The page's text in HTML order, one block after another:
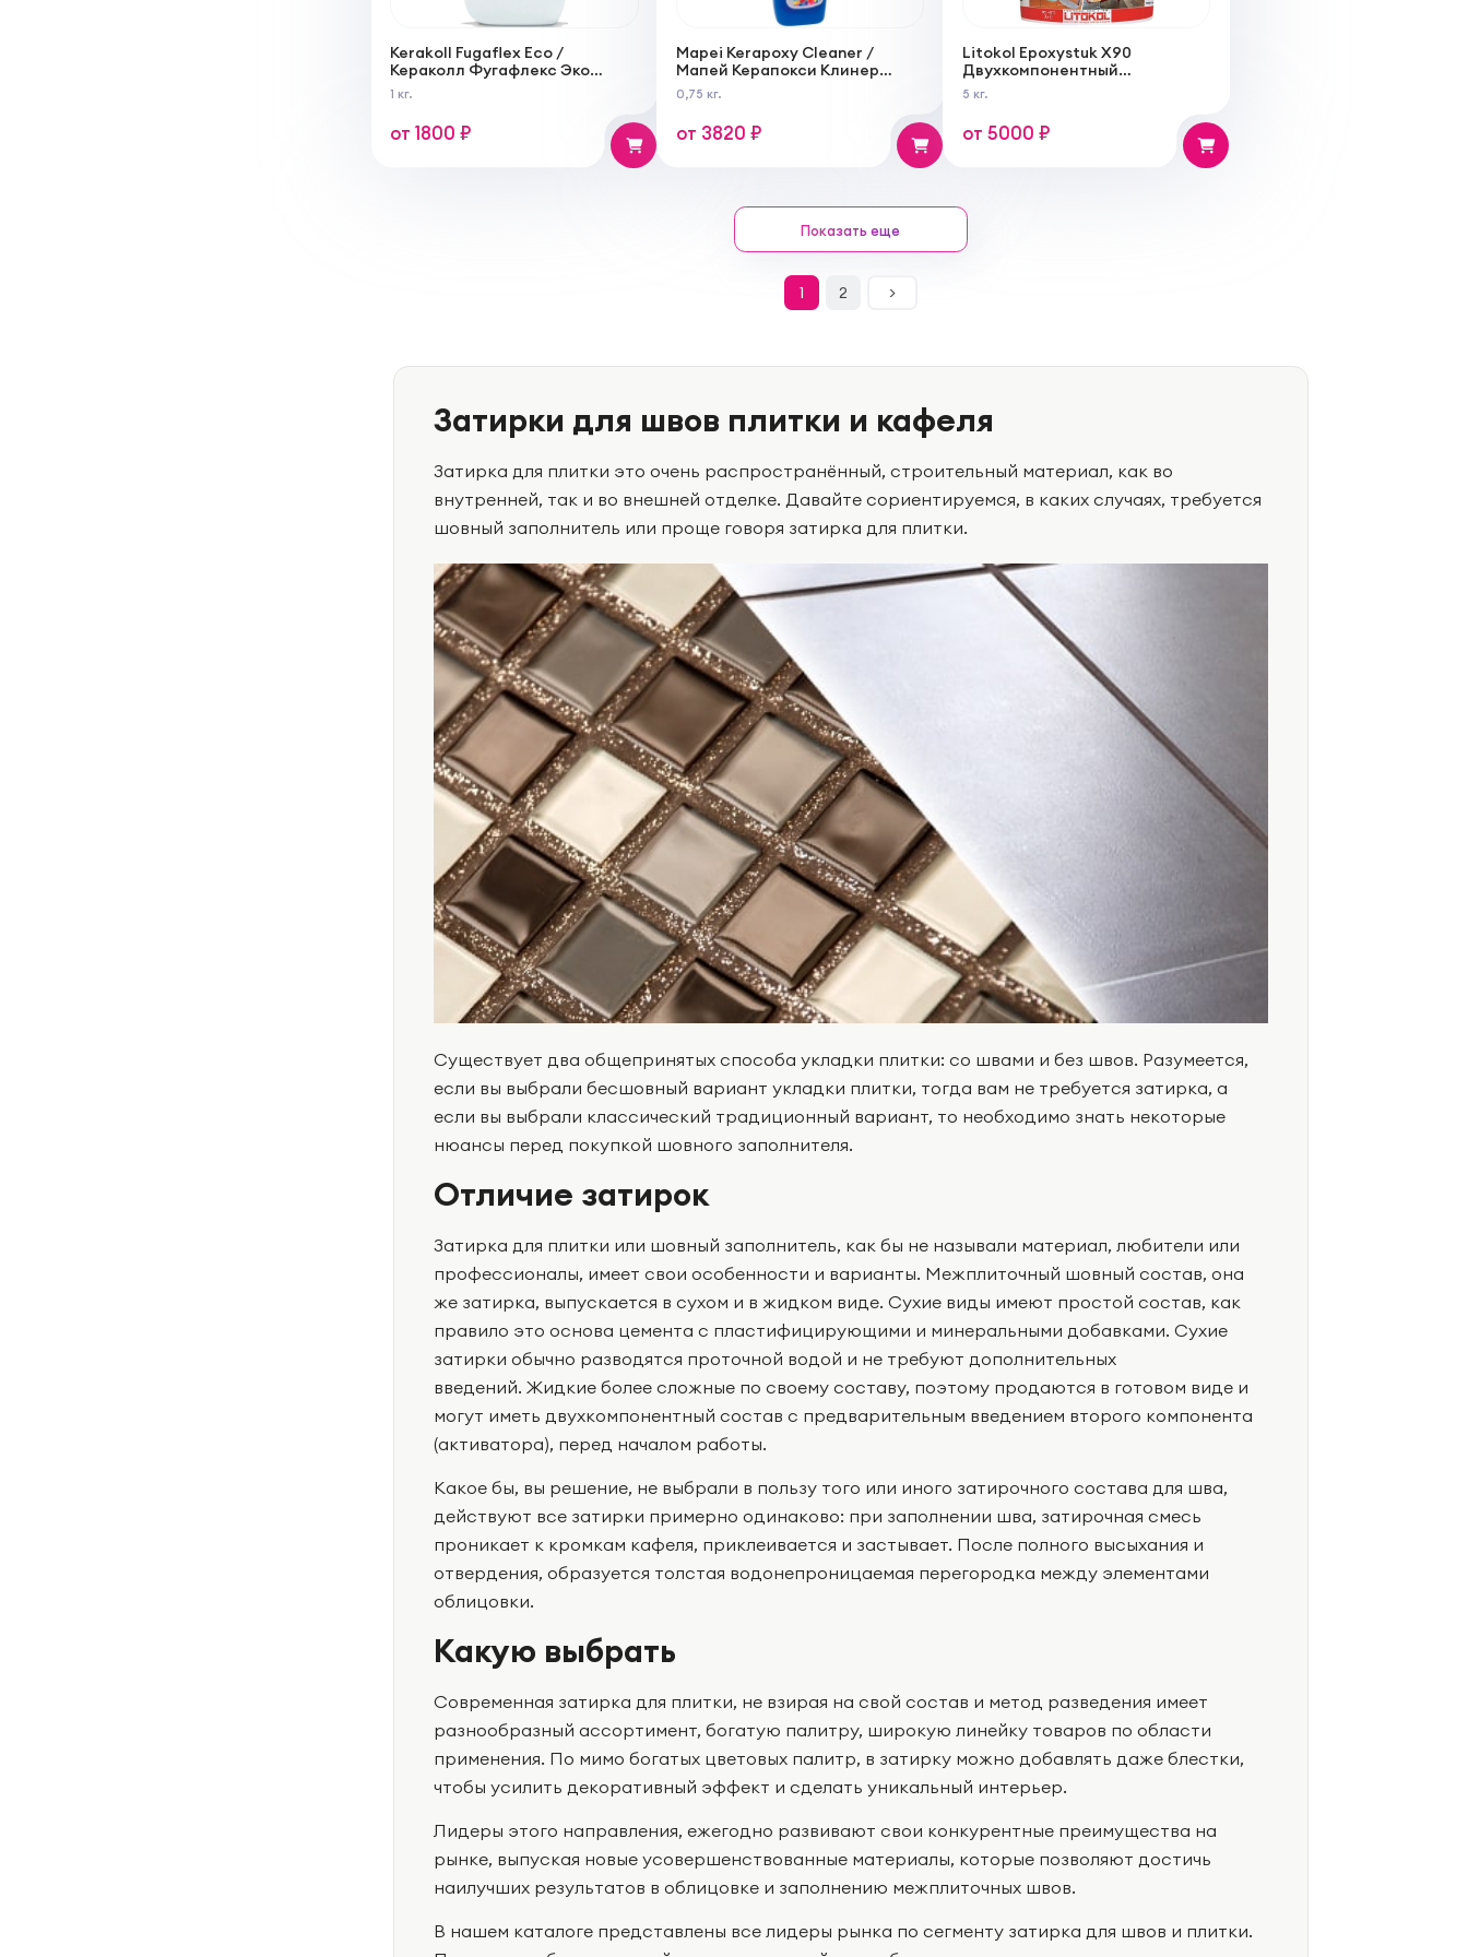
Kerakoll Fugaflex Eco /
Кераколл Фугафлекс Эко
пластификатор для затирки
1 кг.
от 1800 ₽
Mapei Kerapoxy Cleaner /
Мапей Керапокси Клинер
очиститель от эпоксидных
остатков
0,75 кг.
от 3820 ₽
Litokol Epoxystuk X90
Двухкомпонентный
кислотостойкий состав на
основе эпоксидных смол для
заполнения межплиточных
швов и укладки керамической
5 кг.
от 5000 ₽
Показать еще
1 2 >
Затирки для швов плитки и кафеля
Затирка для плитки это очень распространённый, строительный материал, как во
внутренней, так и во внешней отделке. Давайте сориентируемся, в каких случаях, требуется
шовный заполнитель или проще говоря затирка для плитки.
Существует два общепринятых способа укладки плитки: со швами и без швов. Разумеется,
если вы выбрали бесшовный вариант укладки плитки, тогда вам не требуется затирка, а
если вы выбрали классический традиционный вариант, то необходимо знать некоторые
нюансы перед покупкой шовного заполнителя.
Отличие затирок
Затирка для плитки или шовный заполнитель, как бы не называли материал, любители или
профессионалы, имеет свои особенности и варианты. Межплиточный шовный состав, она
же затирка, выпускается в сухом и в жидком виде. Сухие виды имеют простой состав, как
правило это основа цемента с пластифицирующими и минеральными добавками. Сухие
затирки обычно разводятся проточной водой и не требуют дополнительных
введений. Жидкие более сложные по своему составу, поэтому продаются в готовом виде и
могут иметь двухкомпонентный состав с предварительным введением второго компонента
(активатора), перед началом работы.
Какое бы, вы решение, не выбрали в пользу того или иного затирочного состава для шва,
действуют все затирки примерно одинаково: при заполнении шва, затирочная смесь
проникает к кромкам кафеля, приклеивается и застывает. После полного высыхания и
отвердения, образуется толстая водонепроницаемая перегородка между элементами
облицовки.
Какую выбрать
Современная затирка для плитки, не взирая на свой состав и метод разведения имеет
разнообразный ассортимент, богатую палитру, широкую линейку товаров по области
применения. По мимо богатых цветовых палитр, в затирку можно добавлять даже блестки,
чтобы усилить декоративный эффект и сделать уникальный интерьер.
Лидеры этого направления, ежегодно развивают свои конкурентные преимущества на
рынке, выпуская новые усовершенствованные материалы, которые позволяют достичь
наилучших результатов в облицовке и заполнению межплиточных швов.
В нашем каталоге представлены все лидеры рынка по сегменту затирка для швов и плитки.